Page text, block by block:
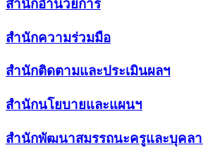
สำนักอำนวยการ
สำนักความร่วมมือ
สำนักติดตามและประเมินผลฯ
สำนักนโยบายและแผนฯ
สำนักพัฒนาสมรรถนะครูและบุคล